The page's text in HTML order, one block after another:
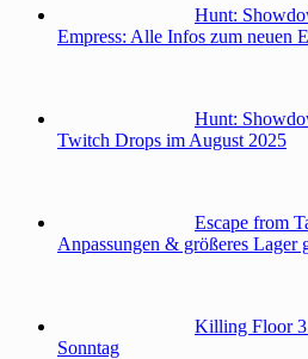
Hunt:
Empress: Alle Infos zum neuen
Hunt:
Twitch Drops im August 2025
Escape from
Anpassungen & größeres Lager
Killing Floor 3
Sonntag